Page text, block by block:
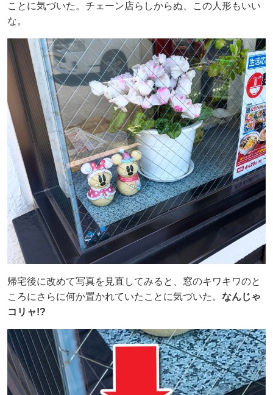
ことに気づいた。チェーン店らしからぬ、この人形もいい
な。
帰宅後に改めて写真を見直してみると、窓のキワキワのと
ころにさらに何か置かれていたことに気づいた。 なんじゃ
コリャ!?